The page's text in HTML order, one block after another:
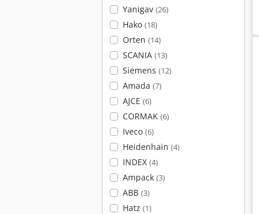
Yanigav (26)
Hako (18)
Orten (14)
SCANIA (13)
Siemens (12)
Amada (7)
AJCE (6)
CORMAK (6)
Iveco (6)
Heidenhain (4)
INDEX (4)
Ampack (3)
ABB (3)
Hatz (1)